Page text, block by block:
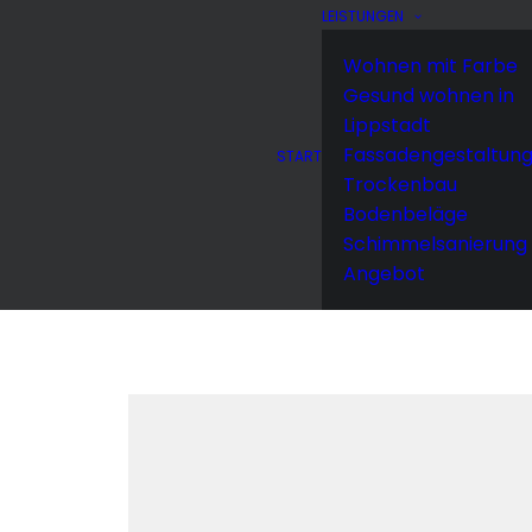
START
LEISTUNGEN
Wohnen mit Farbe
Gesund wohnen in
Lippstadt
Fassadengestaltung
Trockenbau
Bodenbeläge
Schimmelsanierung
Angebot